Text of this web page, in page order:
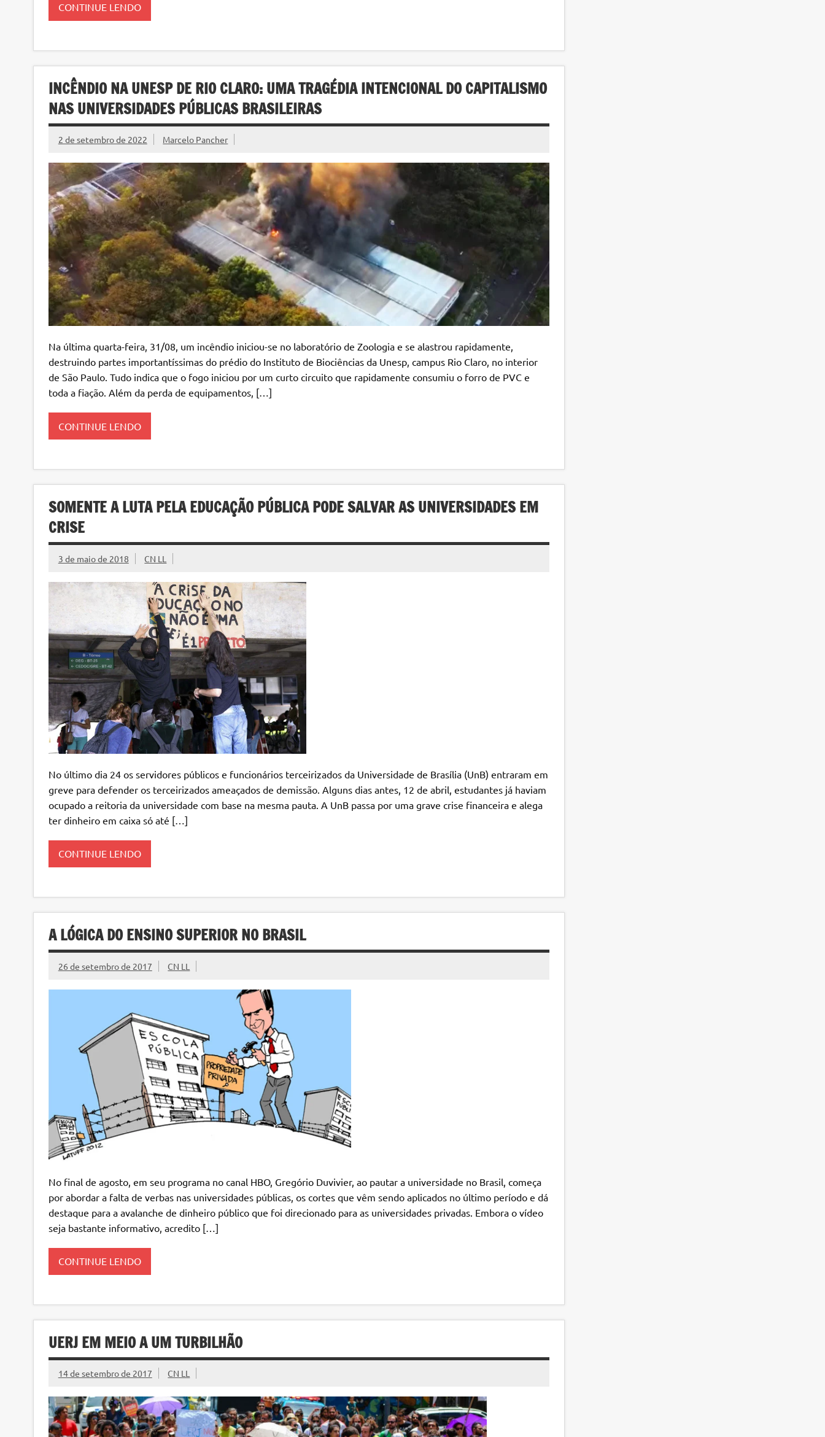
CONTINUE LENDO
INCÊNDIO NA UNESP DE RIO CLARO: UMA TRAGÉDIA INTENCIONAL DO CAPITALISMO
NAS UNIVERSIDADES PÚBLICAS BRASILEIRAS
2 de setembro de 2022 Marcelo Pancher
Na última quarta-feira, 31/08, um incêndio iniciou-se no laboratório de Zoologia e se alastrou rapidamente,
destruindo partes importantíssimas do prédio do Instituto de Biociências da Unesp, campus Rio Claro, no interior
de São Paulo. Tudo indica que o fogo iniciou por um curto circuito que rapidamente consumiu o forro de PVC e
toda a fiação. Além da perda de equipamentos, […]
CONTINUE LENDO
SOMENTE A LUTA PELA EDUCAÇÃO PÚBLICA PODE SALVAR AS UNIVERSIDADES EM
CRISE
3 de maio de 2018 CN LL
No último dia 24 os servidores públicos e funcionários terceirizados da Universidade de Brasília (UnB) entraram em
greve para defender os terceirizados ameaçados de demissão. Alguns dias antes, 12 de abril, estudantes já haviam
ocupado a reitoria da universidade com base na mesma pauta. A UnB passa por uma grave crise financeira e alega
ter dinheiro em caixa só até […]
CONTINUE LENDO
A LÓGICA DO ENSINO SUPERIOR NO BRASIL
26 de setembro de 2017 CN LL
No final de agosto, em seu programa no canal HBO, Gregório Duvivier, ao pautar a universidade no Brasil, começa
por abordar a falta de verbas nas universidades públicas, os cortes que vêm sendo aplicados no último período e dá
destaque para a avalanche de dinheiro público que foi direcionado para as universidades privadas. Embora o vídeo
seja bastante informativo, acredito […]
CONTINUE LENDO
UERJ EM MEIO A UM TURBILHÃO
14 de setembro de 2017 CN LL